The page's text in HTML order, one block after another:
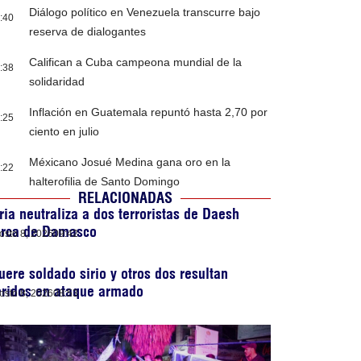
Diálogo político en Venezuela transcurre bajo
reserva de dialogantes
Califican a Cuba campeona mundial de la
solidaridad
Inflación en Guatemala repuntó hasta 2,70 por
ciento en julio
Méxicano Josué Medina gana oro en la
halterofilia de Santo Domingo
RELACIONADAS
neutraliza a dos terroristas de Daesh
de Damasco
8, 202609:42
soldado sirio y otros dos resultan
en ataque armado
8, 202608:53